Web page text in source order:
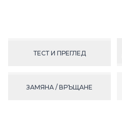
ТЕСТ И ПРЕГЛЕД
ЗАМЯНА / ВРЪЩАНЕ